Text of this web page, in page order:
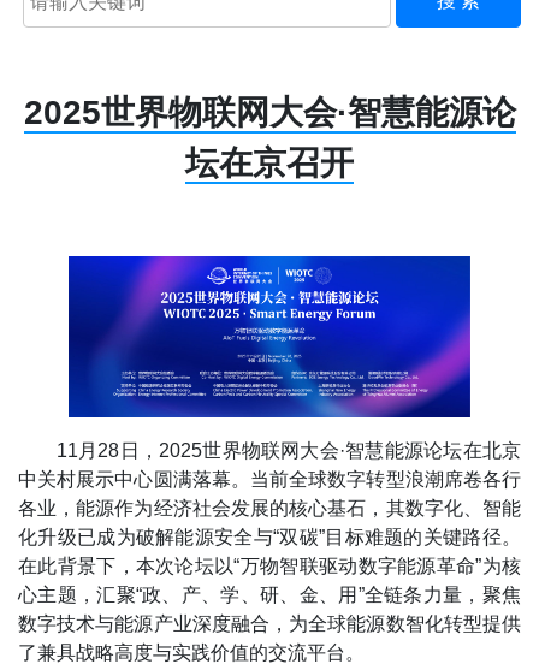
2025世界物联网大会·智慧能源论
坛在京召开
11月28日，2025世界物联网大会·智慧能源论坛在北京
中关村展示中心圆满落幕。当前全球数字转型浪潮席卷各行
各业，能源作为经济社会发展的核心基石，其数字化、智能
化升级已成为破解能源安全与“双碳”目标难题的关键路径。
在此背景下，本次论坛以“万物智联驱动数字能源革命”为核
心主题，汇聚“政、产、学、研、金、用”全链条力量，聚焦
数字技术与能源产业深度融合，为全球能源数智化转型提供
了兼具战略高度与实践价值的交流平台。